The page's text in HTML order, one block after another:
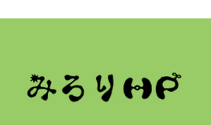
12年前